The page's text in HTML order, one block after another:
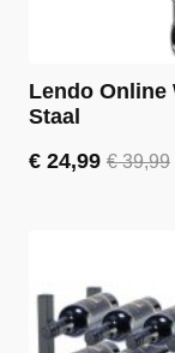
Lendo Online
Staal
€39,99
€ 24,99
Huidige